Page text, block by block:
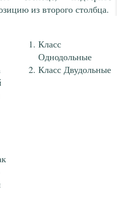
из второго столбца.
Класс
Однодольные
Класс Двудольные